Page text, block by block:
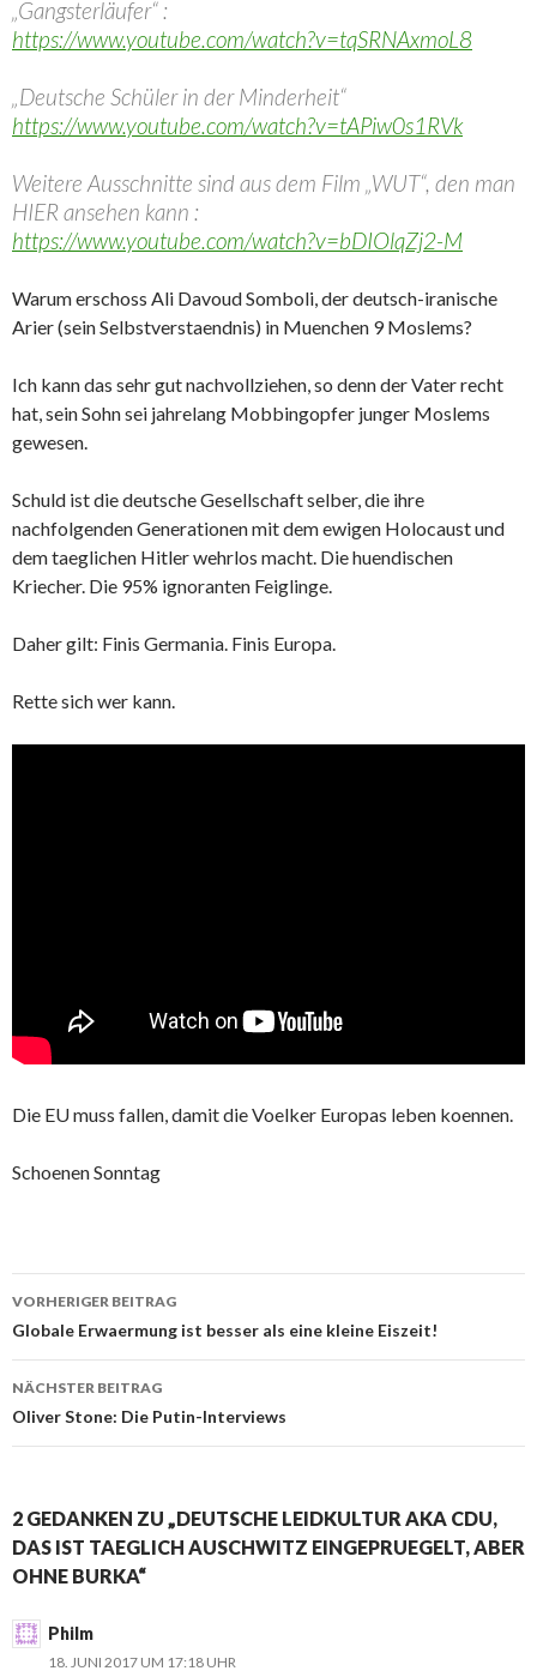
„Gangsterläufer“ :
https://www.youtube.com/watch?v=tqSRNAxmoL8
„Deutsche Schüler in der Minderheit“
https://www.youtube.com/watch?v=tAPiw0s1RVk
Weitere Ausschnitte sind aus dem Film „WUT“, den man
HIER ansehen kann :
https://www.youtube.com/watch?v=bDIOlqZj2-M
Warum erschoss Ali Davoud Somboli, der deutsch-iranische
Arier (sein Selbstverstaendnis) in Muenchen 9 Moslems?
Ich kann das sehr gut nachvollziehen, so denn der Vater recht
hat, sein Sohn sei jahrelang Mobbingopfer junger Moslems
gewesen.
Schuld ist die deutsche Gesellschaft selber, die ihre
nachfolgenden Generationen mit dem ewigen Holocaust und
dem taeglichen Hitler wehrlos macht. Die huendischen
Kriecher. Die 95% ignoranten Feiglinge.
Daher gilt: Finis Germania. Finis Europa.
Rette sich wer kann.
Die EU muss fallen, damit die Voelker Europas leben koennen.
Schoenen Sonntag
Beitrags-
Navigation
VORHERIGER BEITRAG
Globale Erwaermung ist besser als eine kleine Eiszeit!
NÄCHSTER BEITRAG
Oliver Stone: Die Putin-Interviews
2 GEDANKEN ZU „DEUTSCHE LEIDKULTUR AKA CDU,
DAS IST TAEGLICH AUSCHWITZ EINGEPRUEGELT, ABER
OHNE BURKA“
Philm
18. JUNI 2017 UM 17:18 UHR